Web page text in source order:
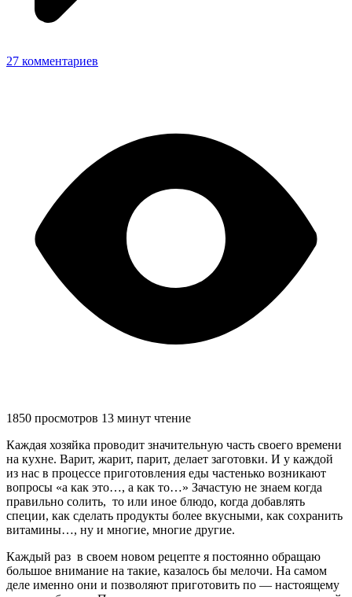
27 комментариев
1850 просмотров 13 минут чтение
Каждая хозяйка проводит значительную часть своего времени
на кухне. Варит, жарит, парит, делает заготовки. И у каждой
из нас в процессе приготовления еды частенько возникают
вопросы «а как это…, а как то…» Зачастую не знаем когда
правильно солить, то или иное блюдо, когда добавлять
специи, как сделать продукты более вкусными, как сохранить
витамины…, ну и многие, многие другие.
Каждый раз в своем новом рецепте я постоянно обращаю
большое внимание на такие, казалось бы мелочи. На самом
деле именно они и позволяют приготовить по — настоящему